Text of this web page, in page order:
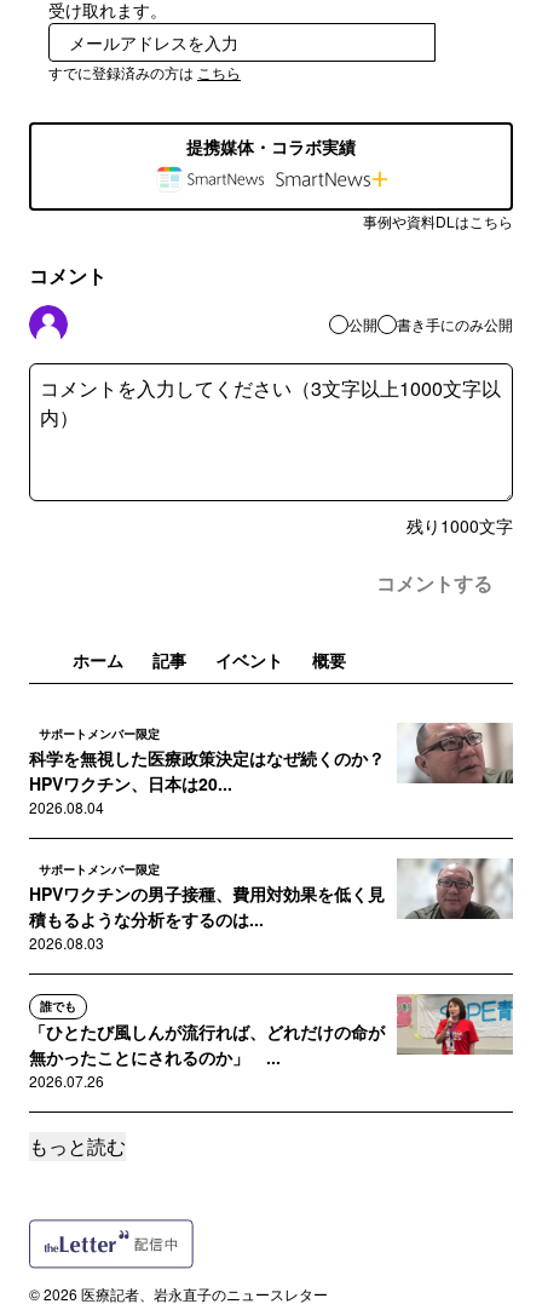
受け取れます。
すでに登録済みの方は こちら
提携媒体・コラボ実績
事例や資料DLはこちら
コメント
公開 書き手にのみ公開
残り 1000文字
コメントする
ホーム 記事 イベント 概要
サポートメンバー限定
科学を無視した医療政策決定はなぜ続くのか？
HPVワクチン、日本は20...
2026.08.04
サポートメンバー限定
HPVワクチンの男子接種、費用対効果を低く見
積もるような分析をするのは...
2026.08.03
誰でも
「ひとたび風しんが流行れば、どれだけの命が
無かったことにされるのか」 ...
2026.07.26
誰でも
2026.07.22
もっと読む
© 2026 医療記者、岩永直子のニュースレター